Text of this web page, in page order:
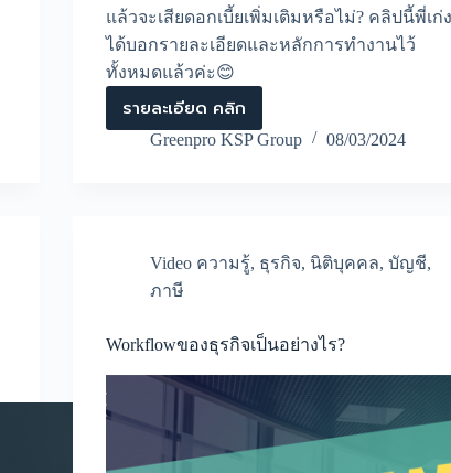
แล้วจะเสียดอกเบี้ยเพิ่มเติมหรือไม่? คลิปนี้พี่เก่ง
ได้บอกรายละเอียดและหลักการทำงานไว้
ทั้งหมดแล้วค่ะ😊
รายละเอียด คลิก
กรรมการ
จะ
ถอน
หนี้
บ้าน
สามารถ
หรือ
ไม่?
Greenpro KSP Group 08/03/2024
Video ความรู้, ธุรกิจ, นิติบุคคล,บัญชี,
ภาษี
Workflowของธุรกิจเป็นอย่างไร?